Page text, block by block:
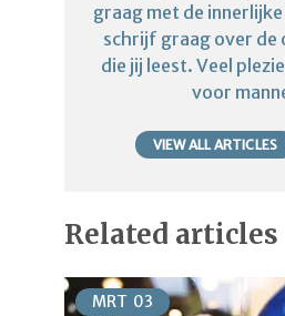
graag met de
schrijf graag over de
die jij leest. Veel
voor
VIEW ALL ARTICLES
Related articles
MRT 03